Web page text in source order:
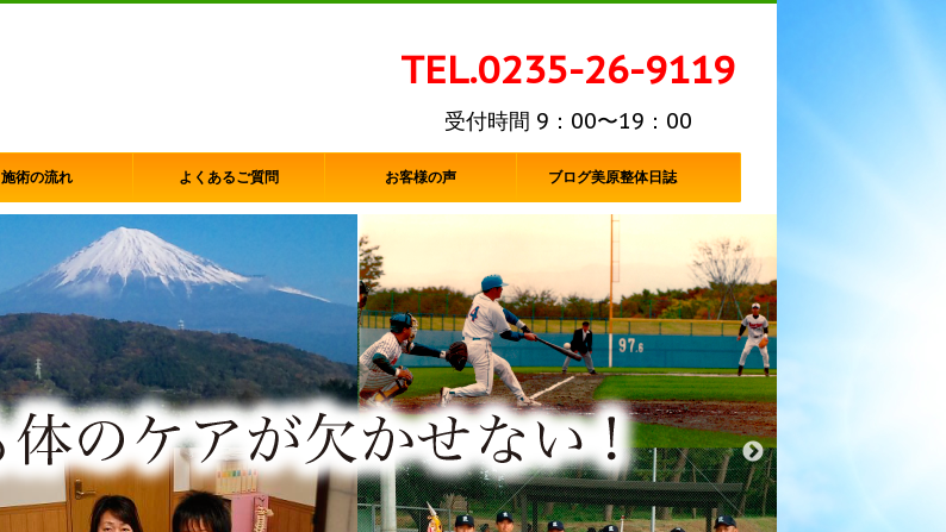
TEL.0235-26-9119
受付時間 9：00〜19：00
施術の流れ よくあるご質問 お客様の声 ブログ美原整体日誌